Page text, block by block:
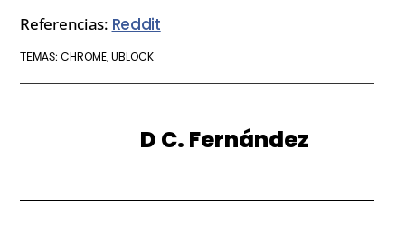
Referencias: Reddit
TEMAS:CHROME,UBLOCK
D C. Fernández